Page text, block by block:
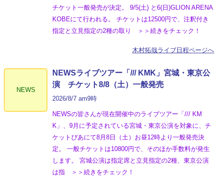
チケット一般発売が決定。 9/5(土) と6(日)GLION ARENA
KOBEにて行われる。 チケットは12500円で、注釈付き
指定と立見指定の2種の取り ＞＞続きをチェック！
木村拓哉ライブ日程ページへ
NEWS
NEWSライブツアー「/// KMK」宮城・東京公
演 チケット8/8（土）一般発売
2026/8/7 am9時
NEWSの皆さんが現在開催中のライブツアー「/// KM
K」、9月に予定されている宮城・東京公演を対象に、チ
ケットぴあにて8月8日（土）お昼12時より一般発売決
定。 一般チケットは10800円で、そのほか手数料が発生
します。 宮城公演は指定席と立見指定の2種、東京公演
は指 ＞＞続きをチェック！